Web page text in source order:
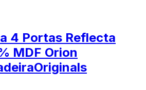
4 Portas Reflecta
MDF Orion